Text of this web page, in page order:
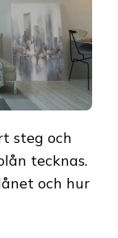
steg och
tecknas.
och hur